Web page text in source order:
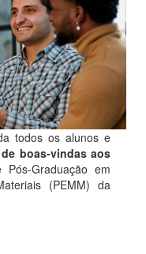
todos os alunos e
boas-vindas aos
Graduação em
(PEMM) da